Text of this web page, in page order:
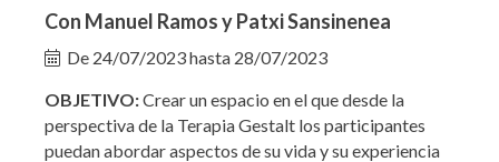
Con Manuel Ramos y Patxi Sansinenea
De 24/07/2023hasta 28/07/2023
OBJETIVO:Crear un espacio en el que desde la
perspectiva de la Terapia Gestalt los participantes
puedan abordar aspectos de su vida y su experiencia